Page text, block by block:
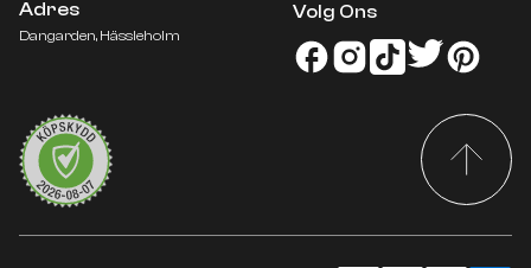
Adres
Dangarden, Hässleholm
Volg Ons
DENEMARKEN
DUITSLAND
FRANKRIJK
NEDERLAND
NOORWEGEN
ZWEDEN